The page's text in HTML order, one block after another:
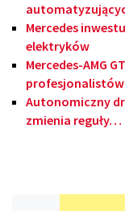
Mercedes
elektryków
Mercedes-AMG
profesjonalistów
Autonomiczny
zmienia reguły…